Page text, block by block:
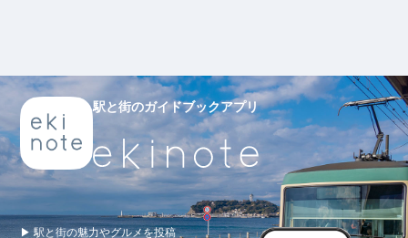
駅と街のガイドブックアプリ
▶ 駅と街の魅力やグルメを投稿